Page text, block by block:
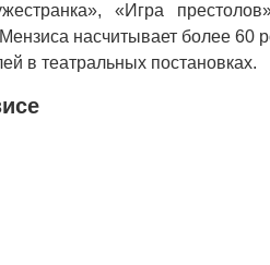
«Игра
насчитывает более 60
в театральных постановках.